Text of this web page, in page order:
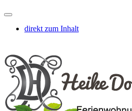
direkt zum Inhalt